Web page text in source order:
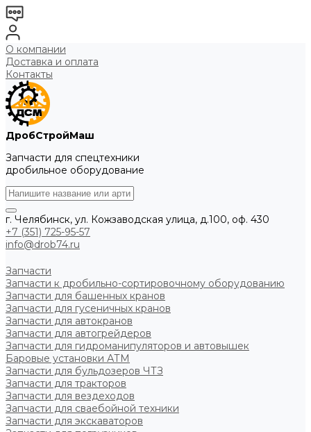
О компании
Доставка и оплата
Контакты
ДробСтройМаш
Запчасти для спецтехники
дробильное оборудование
г. Челябинск, ул. Кожзаводская улица, д.100, оф. 430
+7 (351) 725-95-57
info@drob74.ru
Запчасти
Запчасти к дробильно-сортировочному оборудованию
Запчасти для башенных кранов
Запчасти для гусеничных кранов
Запчасти для автокранов
Запчасти для автогрейдеров
Запчасти для гидроманипуляторов и автовышек
Баровые установки АТМ
Запчасти для бульдозеров ЧТЗ
Запчасти для тракторов
Запчасти для вездеходов
Запчасти для сваебойной техники
Запчасти для экскаваторов